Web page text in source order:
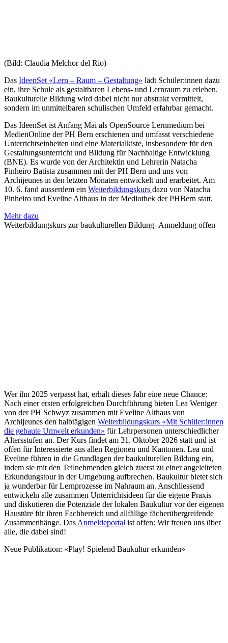
(Bild: Claudia Melchor del Rio)
Das IdeenSet «Lern – Raum – Gestaltung» lädt Schüler:innen dazu
ein, ihre Schule als gestaltbaren Lebens- und Lernraum zu erleben.
Baukulturelle Bildung wird dabei nicht nur abstrakt vermittelt,
sondern im unmittelbaren schulischen Umfeld erfahrbar gemacht.
Das IdeenSet ist Anfang Mai als OpenSource Lernmedium bei
MedienOnline der PH Bern erschienen und umfasst verschiedene
Unterrichtseinheiten und eine Materialkiste, insbesondere für den
Gestaltungsunterricht und Bildung für Nachhaltige Entwicklung
(BNE). Es wurde von der Architektin und Lehrerin Natacha
Pinheiro Batista zusammen mit der PH Bern und uns von
Archijeunes in den letzten Monaten entwickelt und erarbeitet. Am
10. 6. fand ausserdem ein Weiterbildungskurs dazu von Natacha
Pinheiro und Eveline Althaus in der Mediothek der PHBern statt.
Mehr dazu
Weiterbildungskurs zur baukulturellen Bildung- Anmeldung offen
Wer ihn 2025 verpasst hat, erhält dieses Jahr eine neue Chance:
Nach einer ersten erfolgreichen Durchführung bieten Lea Weniger
von der PH Schwyz zusammen mit Eveline Althaus von
Archijeunes den halbtägigen Weiterbildungskurs «Mit Schüler:innen
die gebaute Umwelt erkunden» für Lehrpersonen unterschiedlicher
Altersstufen an. Der Kurs findet am 31. Oktober 2026 statt und ist
offen für Interessierte aus allen Regionen und Kantonen. Lea und
Eveline führen in die Grundlagen der baukulturellen Bildung ein,
indem sie mit den Teilnehmenden gleich zuerst zu einer angeleiteten
Erkundungstour in der Umgebung aufbrechen. Baukultur bietet sich
ja wunderbar für Lernprozesse im Nahraum an. Anschliessend
entwickeln alle zusammen Unterrichtsideen für die eigene Praxis
und diskutieren die Potenziale der lokalen Baukultur vor der eigenen
Haustüre für ihren Fachbereich und allfällige fächerübergreifende
Zusammenhänge. Das Anmeldeportal ist offen: Wir freuen uns über
alle, die dabei sind!
Neue Publikation: «Play! Spielend Baukultur erkunden»